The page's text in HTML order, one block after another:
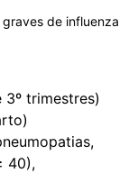
de influenza
3º trimestres)
40),